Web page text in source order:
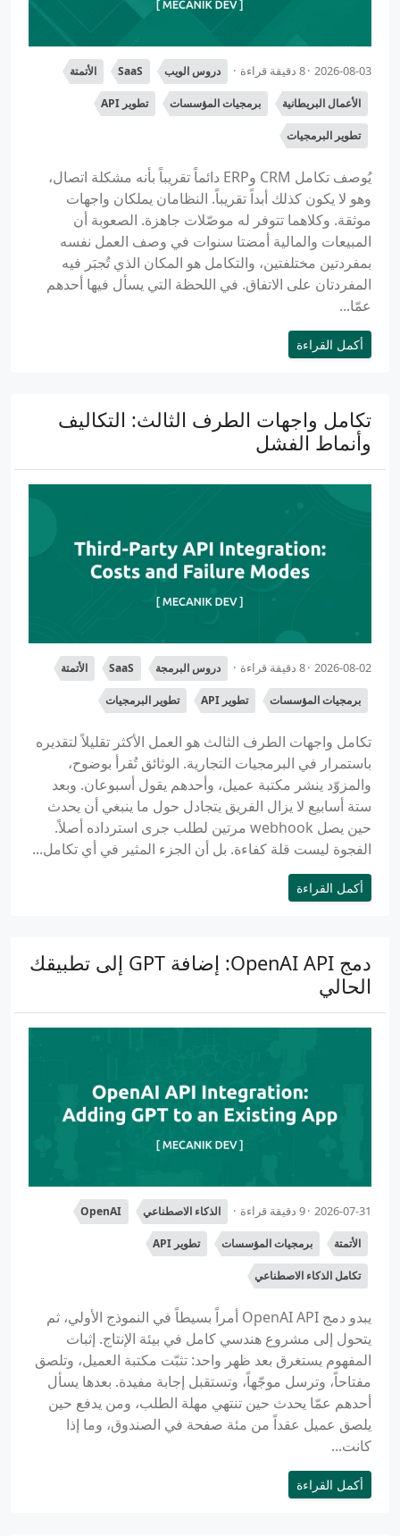
2026-08-03 8 دقيقة قراءة دروس الويب SaaS الأتمتة
الأعمال البريطانية برمجيات المؤسسات تطوير API
تطوير البرمجيات
يُوصف تكامل CRM وERP دائماً تقريباً بأنه مشكلة اتصال،
وهو لا يكون كذلك أبداً تقريباً. النظامان يملكان واجهات
موثقة. وكلاهما تتوفر له موصّلات جاهزة. الصعوبة أن
المبيعات والمالية أمضتا سنوات في وصف العمل نفسه
بمفردتين مختلفتين، والتكامل هو المكان الذي تُجبَر فيه
المفردتان على الاتفاق. في اللحظة التي يسأل فيها أحدهم
عمّا...
أكمل القراءة
تكامل واجهات الطرف الثالث: التكاليف
وأنماط الفشل
2026-08-02 8 دقيقة قراءة دروس البرمجة SaaS الأتمتة
برمجيات المؤسسات تطوير API تطوير البرمجيات
تكامل واجهات الطرف الثالث هو العمل الأكثر تقليلاً لتقديره
باستمرار في البرمجيات التجارية. الوثائق تُقرأ بوضوح،
والمزوّد ينشر مكتبة عميل، وأحدهم يقول أسبوعان. وبعد
ستة أسابيع لا يزال الفريق يتجادل حول ما ينبغي أن يحدث
حين يصل webhook مرتين لطلب جرى استرداده أصلاً.
الفجوة ليست قلة كفاءة. بل أن الجزء المثير في أي تكامل...
أكمل القراءة
دمج OpenAI API: إضافة GPT إلى تطبيقك
الحالي
2026-07-31 9 دقيقة قراءة الذكاء الاصطناعي OpenAI
الأتمتة برمجيات المؤسسات تطوير API
تكامل الذكاء الاصطناعي
يبدو دمج OpenAI API أمراً بسيطاً في النموذج الأولي، ثم
يتحول إلى مشروع هندسي كامل في بيئة الإنتاج. إثبات
المفهوم يستغرق بعد ظهر واحد: تثبّت مكتبة العميل، وتلصق
مفتاحاً، وترسل موجّهاً، وتستقبل إجابة مفيدة. بعدها يسأل
أحدهم عمّا يحدث حين تنتهي مهلة الطلب، ومن يدفع حين
يلصق عميل عقداً من مئة صفحة في الصندوق، وما إذا
كانت...
أكمل القراءة